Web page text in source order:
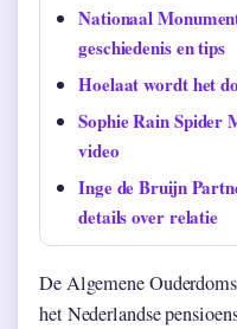
Nationaal
geschiedenis en tips
Hoelaat wordt het
Sophie Rain Spider
video
Inge de Bruijn
details over relatie
De Algemene
het Nederlandse